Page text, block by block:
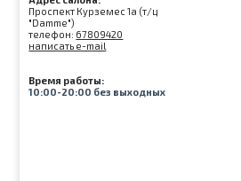
Проспект Курземес 1а (т/ц
"Damme")
телефон: 67809420
написать e-mail
Время работы:
10:00-20:00 без выходных